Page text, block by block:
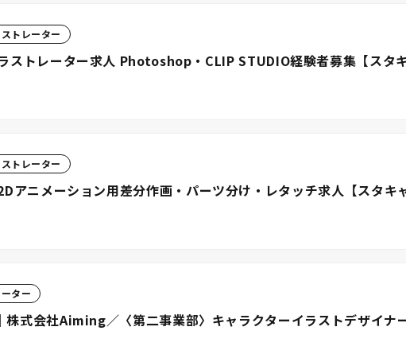
トレーター
ストレーター求人 Photoshop・CLIP STUDIO経験者募集【スタ
トレーター
アニメーション用差分作画・パーツ分け・レタッチ求人【スタキ
ター
株式会社Aiming／〈第二事業部〉キャラクターイラストデザイ